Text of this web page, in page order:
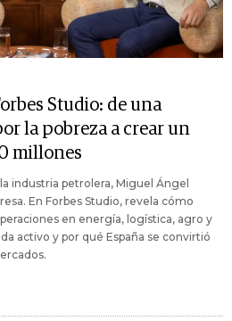
Studio: de una
la pobreza a crear un
millones
industria petrolera, Miguel Ángel
En Forbes Studio, revela cómo
en energía, logística, agro y
activo y por qué España se convirtió